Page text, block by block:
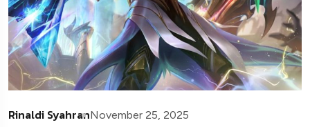
Rinaldi SyahranNovember 25, 2025